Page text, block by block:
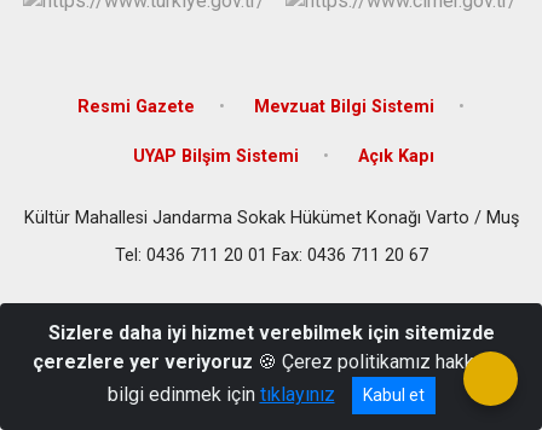
Resmi Gazete Mevzuat Bilgi Sistemi
UYAP Bilşim Sistemi Açık Kapı
Kültür Mahallesi Jandarma Sokak Hükümet Konağı Varto / Muş
Tel: 0436 711 20 01 Fax: 0436 711 20 67
Sizlere daha iyi hizmet verebilmek için sitemizde
çerezlere yer veriyoruz 🍪 Çerez politikamız hakkında
bilgi edinmek için tıklayınız Kabul et